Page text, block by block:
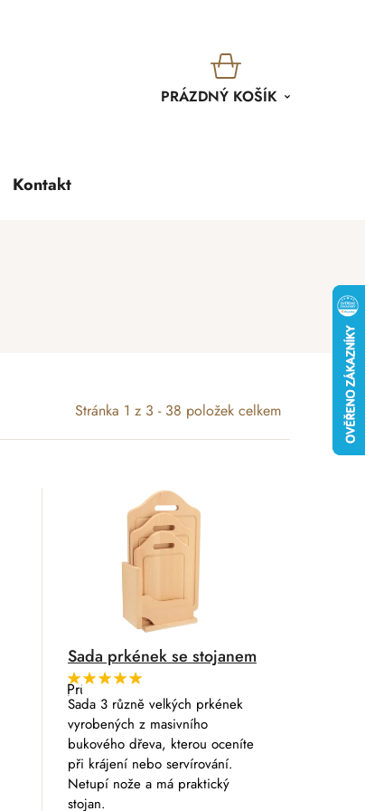
KOŠÍK
PRÁZDNÝ KOŠÍK
Kontakt
Stránka 1 z 3 - 38 položek celkem
Sada prkének se stojanem
Průměrné
hodnocení
produktu
je
5,0
z
5
hvězdiček.
Sada 3 různě velkých prkének
vyrobených z masivního
bukového dřeva, kterou oceníte
při krájení nebo servírování.
Netupí nože a má praktický
stojan.